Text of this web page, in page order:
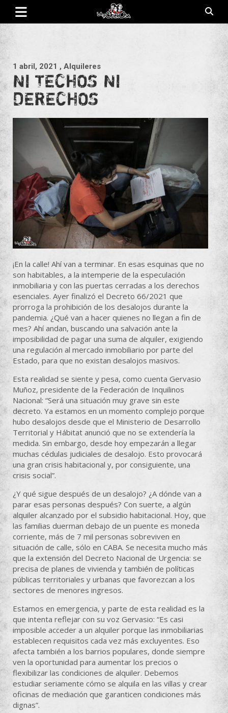
Saltar
contenido
1 abril, 2021 , Alquileres
NI TECHOS NI
DERECHOS
¡En la calle! Ahí van a terminar. En esas esquinas que no
son habitables, a la intemperie de la especulación
inmobiliaria y con las puertas cerradas a los derechos
esenciales. Ayer finalizó el Decreto 66/2021 que
prorroga la prohibición de los desalojos durante la
pandemia. ¿Qué van a hacer quienes no llegan a fin de
mes? Ahí andan, buscando una salvación ante la
imposibilidad de pagar una suma de alquiler, exigiendo
una regulación al mercado inmobiliario por parte del
Estado, para que no existan desalojos masivos.
Esta realidad se siente y pesa, como cuenta Gervasio
Muñoz, presidente de la Federación de Inquilinos
Nacional: “Será una situación muy grave sin este
decreto. Ya estamos en un momento complejo porque
hubo desalojos desde que el Ministerio de Desarrollo
Territorial y Hábitat anunció que no se extendería la
medida. Sin embargo, desde hoy empezarán a llegar
muchas cédulas judiciales de desalojo. Esto provocará
una gran crisis habitacional y, por consiguiente, una
crisis social”.
¿Y qué sigue después de un desalojo? ¿A dónde van a
parar esas personas después? Con suerte, a algún
alquiler alcanzado por el subsidio habitacional. Hoy, que
las familias duerman debajo de un puente es moneda
corriente, más de 7 mil personas sobreviven en
situación de calle, sólo en CABA. Se necesita mucho más
que la extensión del Decreto Nacional de Urgencia: se
precisa de planes de vivienda y también de políticas
públicas territoriales y urbanas que favorezcan a los
sectores de menores ingresos.
Estamos en emergencia, y parte de esta realidad es la
que intenta reflejar con su voz Gervasio: “Es casi
imposible acceder a un alquiler porque las inmobiliarias
establecen requisitos cada vez más excluyentes. Eso
afecta también a los barrios populares, donde siempre
ven la oportunidad para aumentar los precios o
flexibilizar las condiciones de alquiler. Debemos
estudiar seriamente cómo se alquila en las villas y crear
oficinas de mediación que garanticen condiciones más
dignas”.